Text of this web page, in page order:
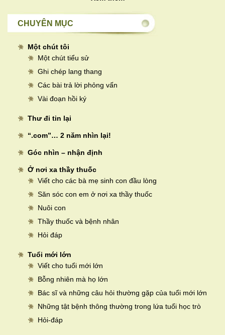
CHUYÊN MỤC
Một chút tôi
Một chút tiểu sử
Ghi chép lang thang
Các bài trả lời phỏng vấn
Vài đoạn hồi ký
Thư đi tin lại
“.com”… 2 năm nhìn lại!
Góc nhìn – nhận định
Ở nơi xa thầy thuốc
Viết cho các bà mẹ sinh con đầu lòng
Săn sóc con em ở nơi xa thầy thuốc
Nuôi con
Thầy thuốc và bệnh nhân
Hỏi đáp
Tuổi mới lớn
Viết cho tuổi mới lớn
Bỗng nhiên mà họ lớn
Bác sĩ và những câu hỏi thường gặp của tuổi mới lớn
Những tật bệnh thông thường trong lứa tuổi học trò
Hỏi-đáp